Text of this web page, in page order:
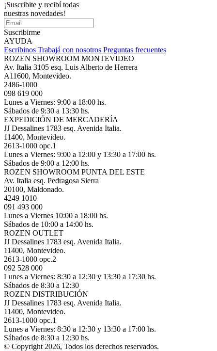
¡Suscribite y recibí todas
nuestras novedades!
Suscribirme
AYUDA
Escribinos Trabajá con nosotros Preguntas frecuentes
ROZEN SHOWROOM MONTEVIDEO
Av. Italia 3105 esq. Luis Alberto de Herrera
A11600, Montevideo.
2486-1000
098 619 000
Lunes a Viernes: 9:00 a 18:00 hs.
Sábados de 9:30 a 13:30 hs.
EXPEDICIÓN DE MERCADERÍA
JJ Dessalines 1783 esq. Avenida Italia.
11400, Montevideo.
2613-1000 opc.1
Lunes a Viernes: 9:00 a 12:00 y 13:30 a 17:00 hs.
Sábados de 9:00 a 12:00 hs.
ROZEN SHOWROOM PUNTA DEL ESTE
Av. Italia esq. Pedragosa Sierra
20100, Maldonado.
4249 1010
091 493 000
Lunes a Viernes 10:00 a 18:00 hs.
Sábados de 10:00 a 14:00 hs.
ROZEN OUTLET
JJ Dessalines 1783 esq. Avenida Italia.
11400, Montevideo.
2613-1000 opc.2
092 528 000
Lunes a Viernes: 8:30 a 12:30 y 13:30 a 17:30 hs.
Sábados de 8:30 a 12:30
ROZEN DISTRIBUCIÓN
JJ Dessalines 1783 esq. Avenida Italia.
11400, Montevideo.
2613-1000 opc.1
Lunes a Viernes: 8:30 a 12:30 y 13:30 a 17:00 hs.
Sábados de 8:30 a 12:30 hs.
© Copyright 2026, Todos los derechos reservados.